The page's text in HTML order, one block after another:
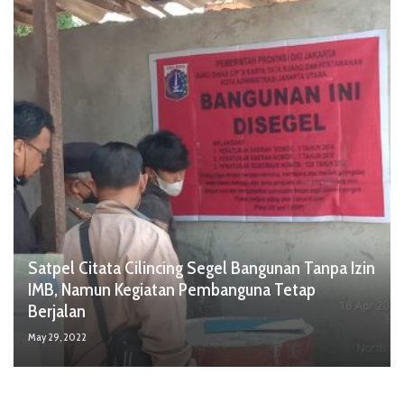
Satpel Citata Cilincing Segel Bangunan Tanpa Izin
IMB, Namun Kegiatan Pembanguna Tetap
Berjalan
May 29, 2022